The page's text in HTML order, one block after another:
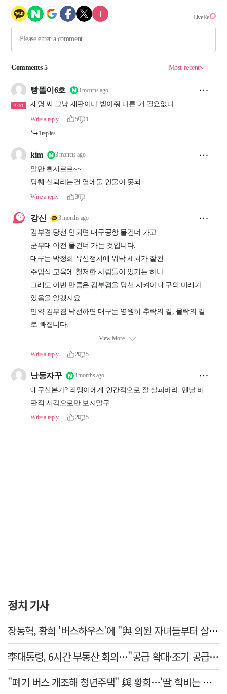
정치 기사
장동혁, 황희 '버스하우스'에 "與 의원 자녀들부터 살아보면 어떨까?"
李대통령, 6시간 부동산 회의…"공급 확대·조기 공급 과감히 실천"
"폐기 버스 개조해 청년주택" 與 황희…'딸 학비는 年 4200만원'